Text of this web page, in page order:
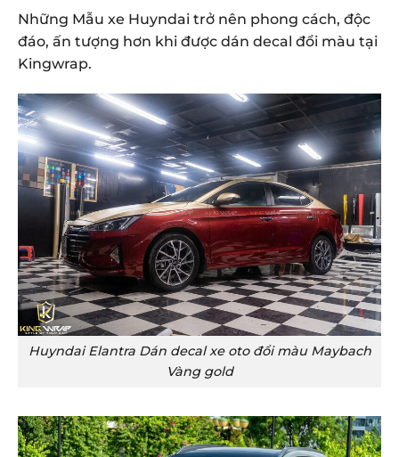
Những Mẫu xe Huyndai trở nên phong cách, độc
đáo, ấn tượng hơn khi được dán decal đổi màu tại
Kingwrap.
Huyndai Elantra Dán decal xe otođổi màu Maybach
Vàng gold